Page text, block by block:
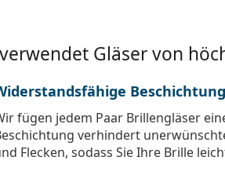
Gläser von
Beschichtung
fügen jedem Paar Brillengläser
verhindert
Flecken, sodass Sie Ihre Brille